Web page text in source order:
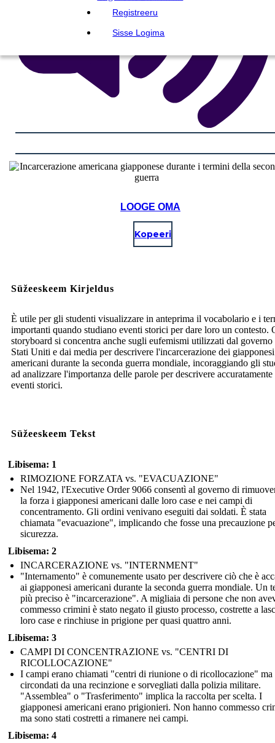
Registreeru
Sisse Logima
LOOGE OMA
Kopeeri
Süžeeskeem Kirjeldus
È utile per gli studenti visualizzare in anteprima il vocabolario e i
importanti quando studiano eventi storici per dare loro un contesto.
storyboard si concentra anche sugli eufemismi utilizzati dal
Stati Uniti e dai media per descrivere l'incarcerazione dei giapponesi
americani durante la seconda guerra mondiale, incoraggiando gli
ad analizzare l'importanza delle parole per descrivere
eventi storici.
Süžeeskeem Tekst
Libisema: 1
RIMOZIONE FORZATA vs. "EVACUAZIONE"
Nel 1942, l'Executive Order 9066 consentì al governo di
la forza i giapponesi americani dalle loro case e nei campi di
concentramento. Gli ordini venivano eseguiti dai soldati. È stata
chiamata "evacuazione", implicando che fosse una precauzione
sicurezza.
Libisema: 2
INCARCERAZIONE vs. "INTERNMENT"
"Internamento" è comunemente usato per descrivere ciò che è
ai giapponesi americani durante la seconda guerra mondiale. Un
più preciso è "incarcerazione". A migliaia di persone che non
commesso crimini è stato negato il giusto processo, costrette a
loro case e rinchiuse in prigione per quasi quattro anni.
Libisema: 3
CAMPI DI CONCENTRAZIONE vs. "CENTRI DI
RICOLLOCAZIONE"
I campi erano chiamati "centri di riunione o di ricollocazione" ma
circondati da una recinzione e sorvegliati dalla polizia militare.
"Assemblea" o "Trasferimento" implica la raccolta per scelta. I
giapponesi americani erano prigionieri. Non hanno commesso
ma sono stati costretti a rimanere nei campi.
Libisema: 4